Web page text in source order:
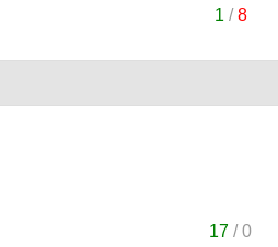
1 /8
17 /0